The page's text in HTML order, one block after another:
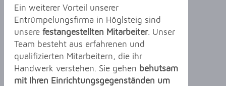
Ein weiterer Vorteil unserer
Entrümpelungsfirma in Höglsteig sind
unsere festangestellten Mitarbeiter. Unser
Team besteht aus erfahrenen und
qualifizierten Mitarbeitern, die ihr
Handwerk verstehen. Sie gehen behutsam
mit Ihren Einrichtungsgegenständen um